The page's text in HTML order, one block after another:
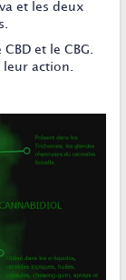
et les deux
et le CBG.
action.